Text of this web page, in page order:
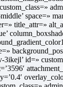
space=»
title_attr=»
id=»